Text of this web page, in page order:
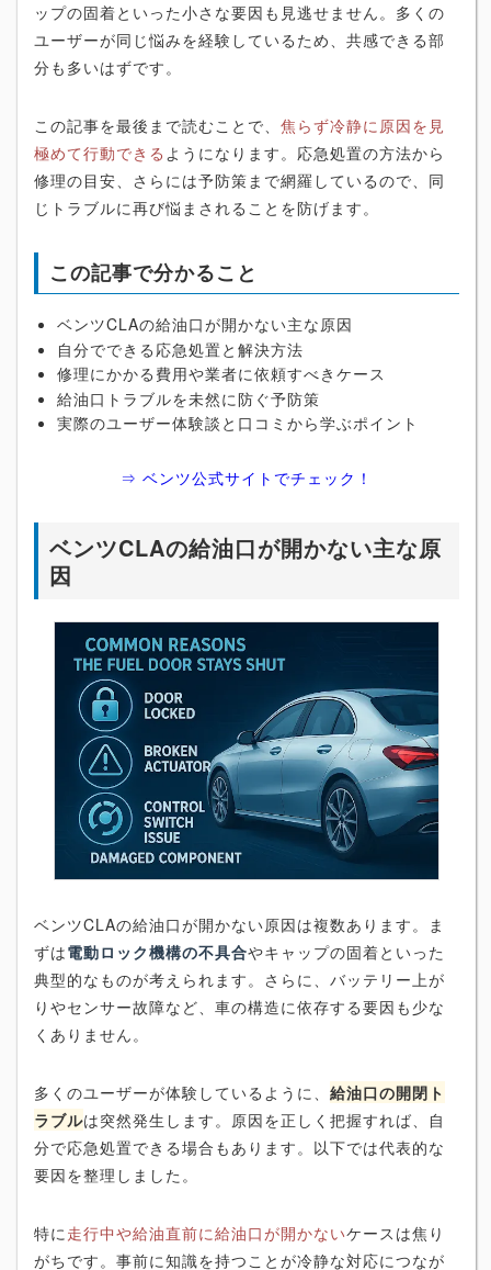
ップの固着といった小さな要因も見逃せません。多くの
ユーザーが同じ悩みを経験しているため、共感できる部
分も多いはずです。
この記事を最後まで読むことで、 焦らず冷静に原因を見
極めて行動できる ようになります。応急処置の方法から
修理の目安、さらには予防策まで網羅しているので、同
じトラブルに再び悩まされることを防げます。
この記事で分かること
ベンツCLAの給油口が開かない主な原因
自分でできる応急処置と解決方法
修理にかかる費用や業者に依頼すべきケース
給油口トラブルを未然に防ぐ予防策
実際のユーザー体験談と口コミから学ぶポイント
⇒ ベンツ公式サイトでチェック！
ベンツCLAの給油口が開かない主な原
因
ベンツCLAの給油口が開かない原因は複数あります。ま
ずは電動ロック機構の不具合やキャップの固着といった
典型的なものが考えられます。さらに、バッテリー上が
りやセンサー故障など、車の構造に依存する要因も少な
くありません。
多くのユーザーが体験しているように、 給油口の開閉ト
ラブルは突然発生します。原因を正しく把握すれば、自
分で応急処置できる場合もあります。以下では代表的な
要因を整理しました。
特に 走行中や給油直前に給油口が開かないケースは焦り
がちです。事前に知識を持つことが冷静な対応につなが